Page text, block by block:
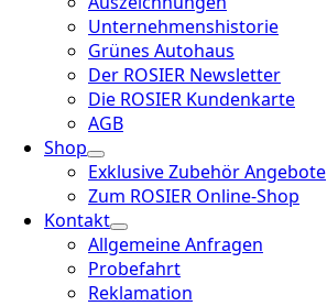
Unternehmenshistorie
Grünes Autohaus
Der ROSIER Newsletter
Die ROSIER Kundenkarte
AGB
Shop
Exklusive Zubehör Angebote
Zum ROSIER Online-Shop
Kontakt
Allgemeine Anfragen
Probefahrt
Reklamation